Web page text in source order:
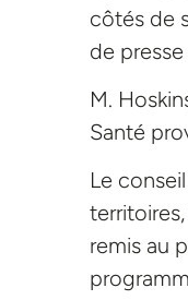
côtés de
de
M.
Santé
Le
remis au